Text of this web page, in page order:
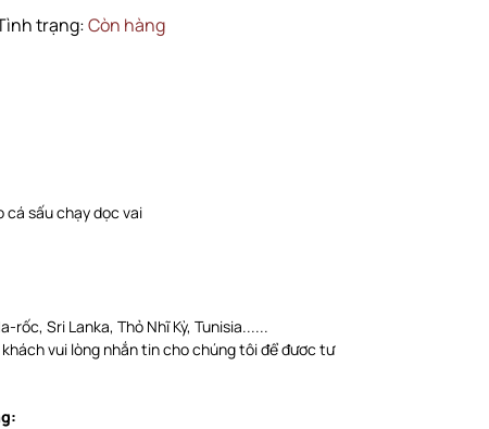
trạng:Còn hàng
cá sấu chạy dọc vai
rốc, Sri Lanka, Thỏ Nhĩ Kỳ, Tunisia......
vui lòng nhắn tin cho chúng tôi để đươc tư